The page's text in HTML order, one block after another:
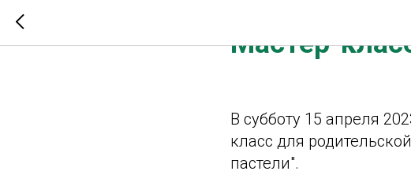
Мастер-
В субботу 15 апреля
класс для
пастели".